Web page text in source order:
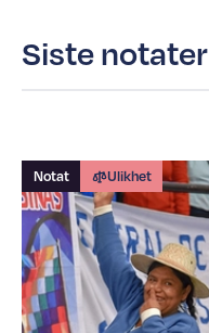
Siste notater
Notat Ulikhet